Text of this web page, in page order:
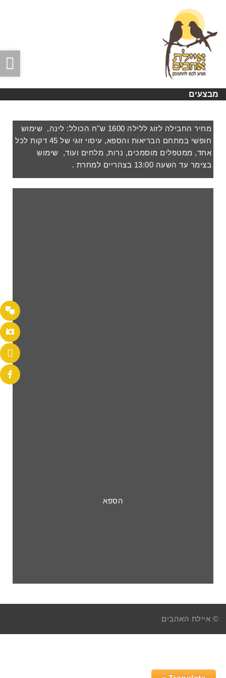
מבצעים
מחיר החבילה לזוג ללילה 1600 ש"ח הכולל: לינה, שימוש
חופשי במתחם הבריאות והספא, עיסוי זוגי של 45 דקות לכל
אחד, ממטפלים מוסמכים, נרות, מלחים ועוד, שימוש
בצימר עד השעה 13:00 בצהריים למחרת .
הספא
© איילת האהבים